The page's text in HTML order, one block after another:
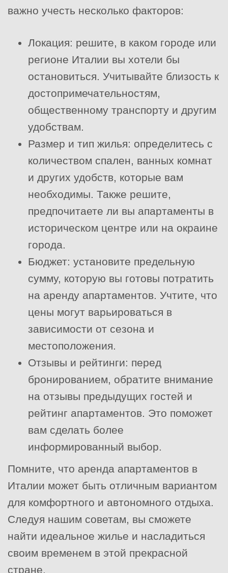
важно учесть несколько факторов:
Локация: решите, в каком городе или
регионе Италии вы хотели бы
остановиться. Учитывайте близость к
достопримечательностям,
общественному транспорту и другим
удобствам.
Размер и тип жилья: определитесь с
количеством спален, ванных комнат
и других удобств, которые вам
необходимы. Также решите,
предпочитаете ли вы апартаменты в
историческом центре или на окраине
города.
Бюджет: установите предельную
сумму, которую вы готовы потратить
на аренду апартаментов. Учтите, что
цены могут варьироваться в
зависимости от сезона и
местоположения.
Отзывы и рейтинги: перед
бронированием, обратите внимание
на отзывы предыдущих гостей и
рейтинг апартаментов. Это поможет
вам сделать более
информированный выбор.
Помните, что аренда апартаментов в
Италии может быть отличным вариантом
для комфортного и автономного отдыха.
Следуя нашим советам, вы сможете
найти идеальное жилье и насладиться
своим временем в этой прекрасной
стране.